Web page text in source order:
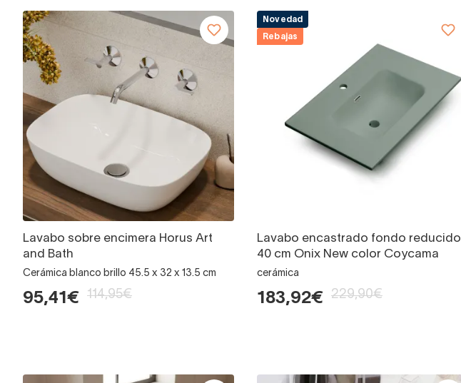
Lavabo sobre encimera Horus Art
and Bath
Cerámica blanco brillo 45.5 x 32 x 13.5 cm
95,41€ 114,95€
Novedad
Rebajas
Lavabo encastrado fondo reducido
40 cm Onix New color Coycama
cerámica
183,92€ 229,90€